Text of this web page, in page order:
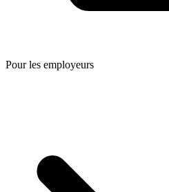
Pour les employeurs